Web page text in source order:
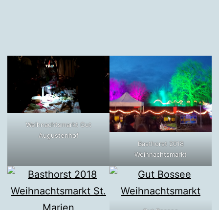
Weihnachtsmarkt Gut
Augustenhof
Basthorst 2018
Weihnachtsmarkt